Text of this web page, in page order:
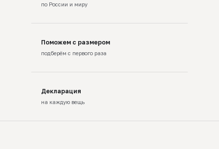
по России и миру
Поможем с размером
подберём с первого раза
Декларация
на каждую вещь